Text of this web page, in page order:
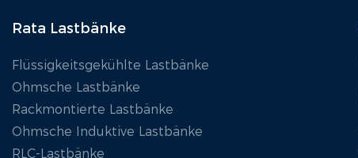
Rata Lastbänke
Flüssigkeitsgekühlte Lastbänke
Ohmsche Lastbänke
Rackmontierte Lastbänke
Ohmsche Induktive Lastbänke
RLC-Lastbänke